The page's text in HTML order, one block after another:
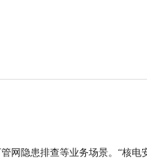
网隐患排查等业务场景。“核电